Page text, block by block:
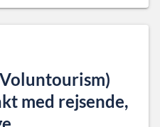
med rejsende,